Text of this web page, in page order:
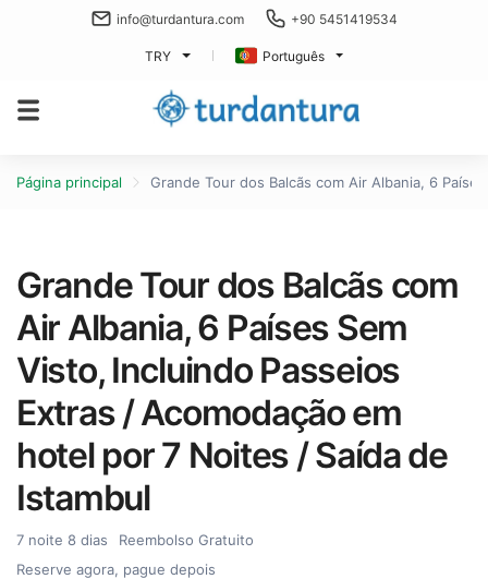
info@turdantura.com +90 5451419534
TRY Português
Página principal Grande Tour dos Balcãs com Air Albania, 6
Grande Tour dos Balcãs com
Air Albania, 6 Países Sem
Visto, Incluindo Passeios
Extras / Acomodação em
hotel por 7 Noites / Saída de
Istambul
7 noite 8 dias
Reembolso Gratuito
Reserve agora, pague depois